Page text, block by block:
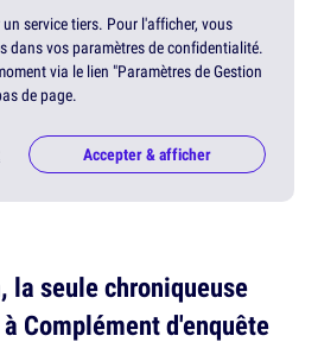
service tiers. Pour l'afficher, vous
dans vos paramètres de confidentialité.
via le lien "Paramètres de Gestion
de page.
Accepter & afficher
la seule chroniqueuse
Complément d'enquête